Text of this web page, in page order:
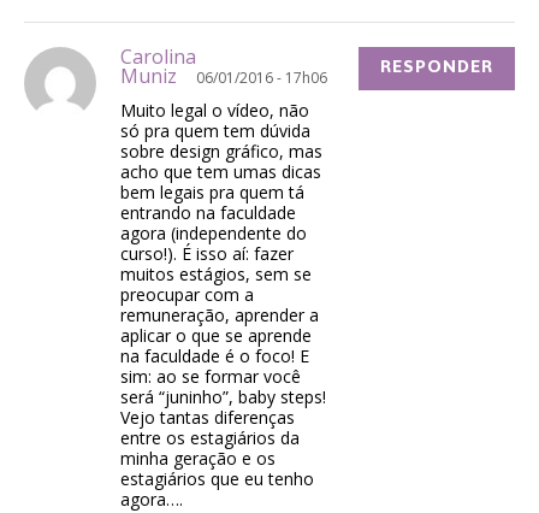
Carolina
Muniz 06/01/2016 - 17h06
Muito legal o vídeo, não
só pra quem tem dúvida
sobre design gráfico, mas
acho que tem umas dicas
bem legais pra quem tá
entrando na faculdade
agora (independente do
curso!). É isso aí: fazer
muitos estágios, sem se
preocupar com a
remuneração, aprender a
aplicar o que se aprende
na faculdade é o foco! E
sim: ao se formar você
será “juninho”, baby steps!
Vejo tantas diferenças
entre os estagiários da
minha geração e os
estagiários que eu tenho
agora….
RESPONDER